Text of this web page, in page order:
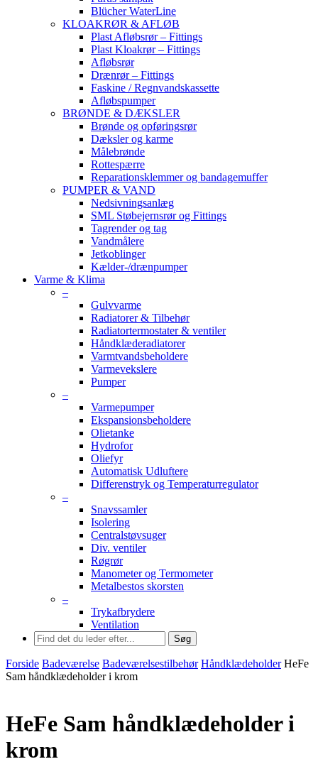
Blücher WaterLine
KLOAKRØR & AFLØB
Plast Afløbsrør – Fittings
Plast Kloakrør – Fittings
Afløbsrør
Drænrør – Fittings
Faskine / Regnvandskassette
Afløbspumper
BRØNDE & DÆKSLER
Brønde og opføringsrør
Dæksler og karme
Målebrønde
Rottespærre
Reparationsklemmer og bandagemuffer
PUMPER & VAND
Nedsivningsanlæg
SML Støbejernsrør og Fittings
Tagrender og tag
Vandmålere
Jetkoblinger
Kælder-/drænpumper
Varme & Klima
–
Gulvvarme
Radiatorer & Tilbehør
Radiatortermostater & ventiler
Håndklæderadiatorer
Varmtvandsbeholdere
Varmevekslere
Pumper
–
Varmepumper
Ekspansionsbeholdere
Olietanke
Hydrofor
Oliefyr
Automatisk Udluftere
Differenstryk og Temperaturregulator
–
Snavssamler
Isolering
Centralstøvsuger
Div. ventiler
Røgrør
Manometer og Termometer
Metalbestos skorsten
–
Trykafbrydere
Ventilation
Søg
Forside Badeværelse Badeværelsestilbehør Håndklædeholder HeFe
Sam håndklædeholder i krom
HeFe Sam håndklædeholder i
krom